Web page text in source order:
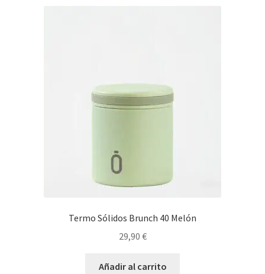
Termo Sólidos Brunch 40 Melón
29,90 €
Añadir al carrito